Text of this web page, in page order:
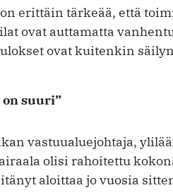
erittäin tärkeää, että
ovat auttamatta
ovat kuitenkin
suuri”
vastuualuejohtaja,
olisi rahoitettu
aloittaa jo vuosia